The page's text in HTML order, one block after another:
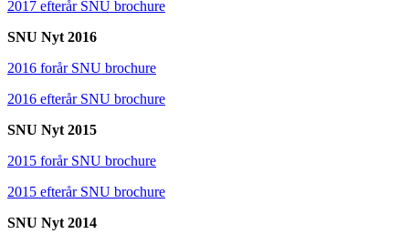
2017 efterår SNU brochure
SNU Nyt 2016
2016 forår SNU brochure
2016 efterår SNU brochure
SNU Nyt 2015
2015 forår SNU brochure
2015 efterår SNU brochure
SNU Nyt 2014